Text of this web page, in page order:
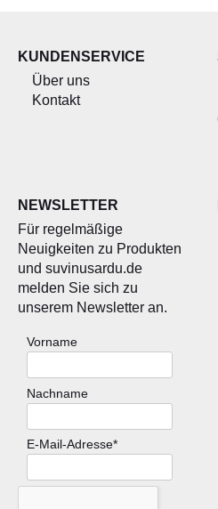
KUNDENSERVICE
Über uns
Kontakt
NEWSLETTER
Für regelmäßige
Neuigkeiten zu Produkten
und suvinusardu.de
melden Sie sich zu
unserem Newsletter an.
Vorname
Nachname
E-Mail-Adresse*